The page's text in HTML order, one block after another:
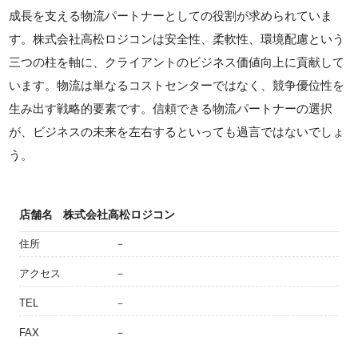
成長を支える物流パートナーとしての役割が求められていま
す。株式会社高松ロジコンは安全性、柔軟性、環境配慮という
三つの柱を軸に、クライアントのビジネス価値向上に貢献して
います。物流は単なるコストセンターではなく、競争優位性を
生み出す戦略的要素です。信頼できる物流パートナーの選択
が、ビジネスの未来を左右するといっても過言ではないでしょ
う。
店舗名 株式会社高松ロジコン
住所 －
アクセス －
TEL －
FAX －